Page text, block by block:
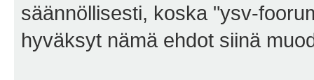
säännöllisesti, koska "ysv-
hyväksyt nämä ehdot siinä